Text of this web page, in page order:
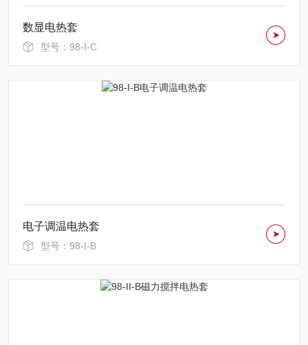
数显电热套
型号：98-I-C
电子调温电热套
型号：98-I-B